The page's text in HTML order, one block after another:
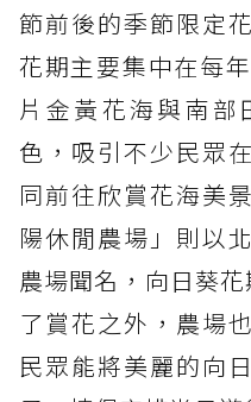
節前後的季節限定
花期主要集中在每
片金黃花海與南部
色，吸引不少民眾
同前往欣賞花海美
陽休閒農場」則以
農場聞名，向日葵
了賞花之外，農場
民眾能將美麗的向